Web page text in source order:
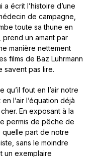
écrit l’histoire d’une
de campagne,
toute sa thune en
un amant par
manière nettement
films de Baz Luhrmann
savent pas lire.
qu’il fout en l’air notre
l’air l’équation déjà
En exposant à la
permis de pêche de
quelle part de notre
sans le moindre
un exemplaire